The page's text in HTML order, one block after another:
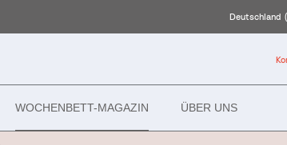
Deutschland
WOCHENBETT-MAGAZIN ÜBER UNS